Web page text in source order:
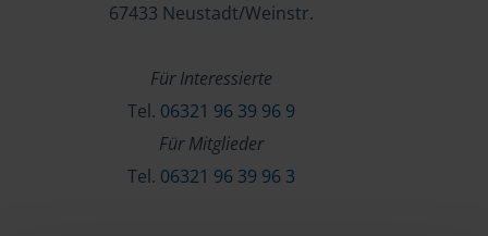
67433 Neustadt/Weinstr.
Für Interessierte
Tel. 06321 96 39 96 9
Für Mitglieder
Tel. 06321 96 39 96 3